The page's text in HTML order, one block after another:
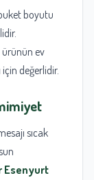
boyutu
ürünün ev
için değerlidir.
sıcak
Esenyurt